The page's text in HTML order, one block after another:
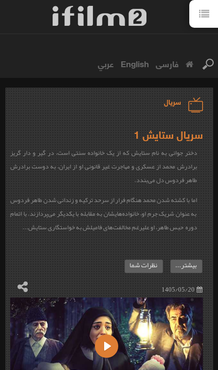
فارسی English عربي
سریال
سریال ستایش 1
دختر جوانی به نام ستایش که از یک خانواده سنتی است، در گیر و دار گریز
برادرش محمد از عسکری و مهاجرت غیر قانونی او از ایران، به دوست برادرش
طاهر فردوس دل می‌‌بندد.
اما با کشته شدن محمد هنگام فرار از سرحد ترکیه و زندانی شدن طاهر فردوس
به عنوان شریک جرم او، خانواده‌هایشان به مقابله با یکدیگر می‌پردازند. با اتمام
دوره حبس طاهر، او علیرغم مخالفت‌های فامیلش به خواستگاری ستایش...
1405/05/20
بیشتر... نظرات شما
Play